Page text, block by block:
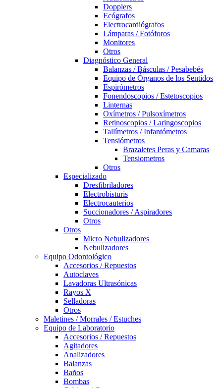
Dopplers
Ecógrafos
Electrocardiógrafos
Lámparas / Fotóforos
Monitores
Otros
Diagnóstico General
Balanzas / Básculas / Pesabebés
Equipo de Órganos de los Sentidos
Espirómetros
Fonendoscopios / Estetoscopios
Linternas
Oxímetros / Pulsoxímetros
Retinoscopios / Laringoscopios
Tallímetros / Infantómetros
Tensiómetros
Brazaletes Peras y Camaras
Tensiometros
Otros
Especializado
Dresfibriladores
Electrobisturis
Electrocauterios
Succionadores / Aspiradores
Otros
Otros
Micro Nebulizadores
Nebulizadores
Equipo Odontológico
Accesorios / Repuestos
Autoclaves
Lavadoras Ultrasónicas
Rayos X
Selladoras
Otros
Maletines / Morrales / Estuches
Equipo de Laboratorio
Accesorios / Repuestos
Agitadores
Analizadores
Balanzas
Baños
Bombas